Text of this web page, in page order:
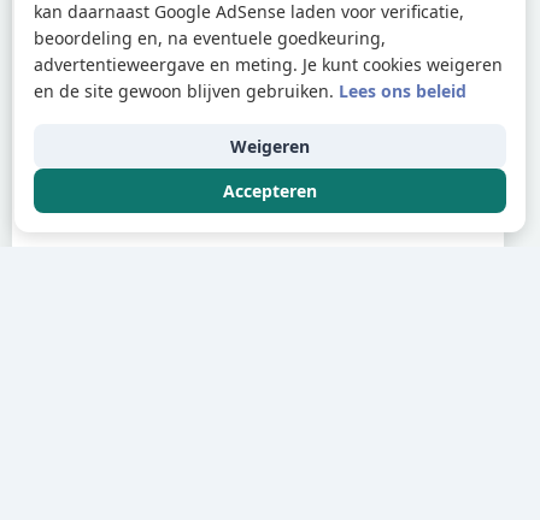
kan daarnaast Google AdSense laden voor verificatie,
beoordeling en, na eventuele goedkeuring,
advertentieweergave en meting. Je kunt cookies weigeren
en de site gewoon blijven gebruiken. Lees ons beleid
Weigeren
Accepteren